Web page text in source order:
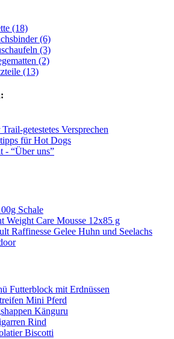
(18)
(6)
(3)
(2)
(13)
getestetes Versprechen
für Hot Dogs
- “Über uns”
Schale
Weight Care Mousse 12x85 g
Raffinesse Gelee Huhn und Seelachs
Futterblock mit Erdnüssen
Mini Pferd
Känguru
Rind
Biscotti